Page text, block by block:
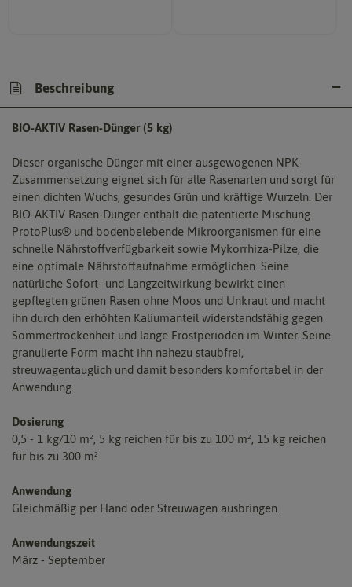
Beschreibung
BIO-AKTIV Rasen-Dünger (5 kg)
Dieser organische Dünger mit einer ausgewogenen NPK-
Zusammensetzung eignet sich für alle Rasenarten und sorgt für
einen dichten Wuchs, gesundes Grün und kräftige Wurzeln. Der
BIO-AKTIV Rasen-Dünger enthält die patentierte Mischung
ProtoPlus® und bodenbelebende Mikroorganismen für eine
schnelle Nährstoffverfügbarkeit sowie Mykorrhiza-Pilze, die
eine optimale Nährstoffaufnahme ermöglichen. Seine
natürliche Sofort- und Langzeitwirkung bewirkt einen
gepflegten grünen Rasen ohne Moos und Unkraut und macht
ihn durch den erhöhten Kaliumanteil widerstandsfähig gegen
Sommertrockenheit und lange Frostperioden im Winter. Seine
granulierte Form macht ihn nahezu staubfrei,
streuwagentauglich und damit besonders komfortabel in der
Anwendung.
Dosierung
0,5 - 1 kg/10 m², 5 kg reichen für bis zu 100 m², 15 kg reichen
für bis zu 300 m²
Anwendung
Gleichmäßig per Hand oder Streuwagen ausbringen.
Anwendungszeit
März - September